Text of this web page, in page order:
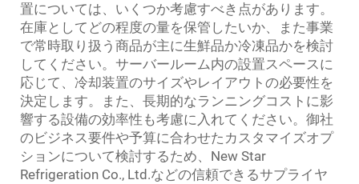
置については、いくつか考慮すべき点があります。
在庫としてどの程度の量を保管したいか、また事業
で常時取り扱う商品が主に生鮮品か冷凍品かを検討
してください。サーバールーム内の設置スペースに
応じて、冷却装置のサイズやレイアウトの必要性を
決定します。また、長期的なランニングコストに影
響する設備の効率性も考慮に入れてください。御社
のビジネス要件や予算に合わせたカスタマイズオプ
ションについて検討するため、New Star
Refrigeration Co., Ltd.などの信頼できるサプライヤ